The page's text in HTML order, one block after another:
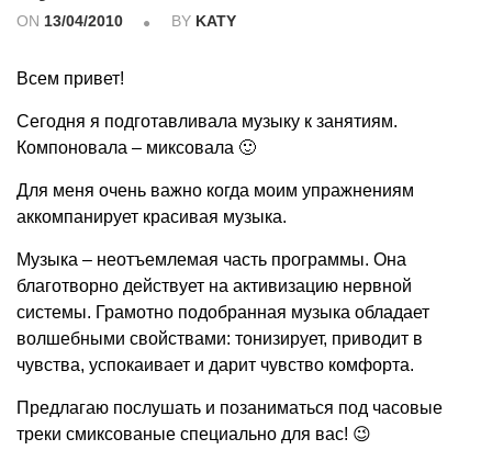
ON 13/04/2010 BY KATY
Всем привет!
Сегодня я подготавливала музыку к занятиям.
Компоновала – миксовала 🙂
Для меня очень важно когда моим упражнениям
аккомпанирует красивая музыка.
Музыка – неотъемлемая часть программы. Она
благотворно действует на активизацию нервной
системы. Грамотно подобранная музыка обладает
волшебными свойствами: тонизирует, приводит в
чувства, успокаивает и дарит чувство комфорта.
Предлагаю послушать и позаниматься под часовые
треки смиксованые специально для вас! 😉